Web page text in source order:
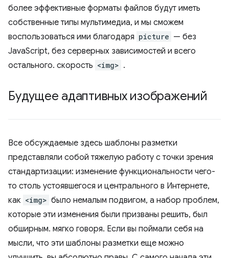
более эффективные форматы файлов будут иметь
собственные типы мультимедиа, и мы сможем
воспользоваться ими благодаря picture — без
JavaScript, без серверных зависимостей и всего
остального. скорость <img> .
Будущее адаптивных изображений
Все обсуждаемые здесь шаблоны разметки
представляли собой тяжелую работу с точки зрения
стандартизации: изменение функциональности чего-
то столь устоявшегося и центрального в Интернете,
как <img> было немалым подвигом, а набор проблем,
которые эти изменения были призваны решить, был
обширным. мягко говоря. Если вы поймали себя на
мысли, что эти шаблоны разметки еще можно